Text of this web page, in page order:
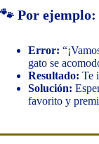
🐾 Por ejemplo:
Error:
gato se
Resultado: Te
Solución:
favorito y